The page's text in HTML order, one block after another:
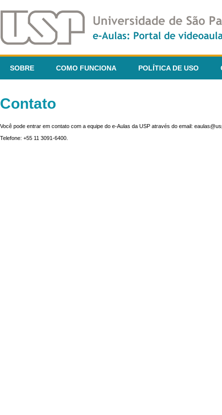
SOBRE COMO FUNCIONA POLÍTICA DE USO
Contato
Você pode entrar em contato com a equipe do e-Aulas da USP através do email:
Telefone: +55 11 3091-6400.